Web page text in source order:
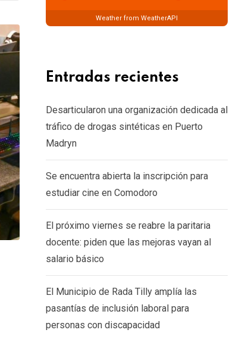
SOCIEDAD
El Municipio de Rada Tilly amplía las
6 AGOSTO, 2026
Weather from WeatherAPI
Entradas recientes
Desarticularon una organización dedicada al
tráfico de drogas sintéticas en Puerto
Madryn
Se encuentra abierta la inscripción para
estudiar cine en Comodoro
El próximo viernes se reabre la paritaria
docente: piden que las mejoras vayan al
salario básico
El Municipio de Rada Tilly amplía las
pasantías de inclusión laboral para
personas con discapacidad